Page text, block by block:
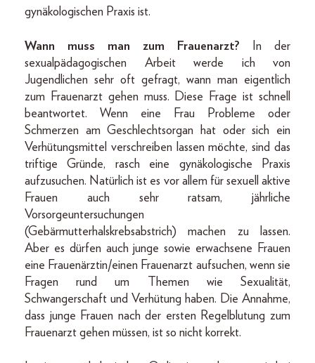
gynäkologischen Praxis ist.
Wann muss man zum Frauenarzt? In der
sexualpädagogischen Arbeit werde ich von
Jugendlichen sehr oft gefragt, wann man eigentlich
zum Frauenarzt gehen muss. Diese Frage ist schnell
beantwortet. Wenn eine Frau Probleme oder
Schmerzen am Geschlechtsorgan hat oder sich ein
Verhütungsmittel verschreiben lassen möchte, sind das
triftige Gründe, rasch eine gynäkologische Praxis
aufzusuchen. Natürlich ist es vor allem für sexuell aktive
Frauen auch sehr ratsam, jährliche
Vorsorgeuntersuchungen
(Gebärmutterhalskrebsabstrich) machen zu lassen.
Aber es dürfen auch junge sowie erwachsene Frauen
eine Frauenärztin/einen Frauenarzt aufsuchen, wenn sie
Fragen rund um Themen wie Sexualität,
Schwangerschaft und Verhütung haben. Die Annahme,
dass junge Frauen nach der ersten Regelblutung zum
Frauenarzt gehen müssen, ist so nicht korrekt.